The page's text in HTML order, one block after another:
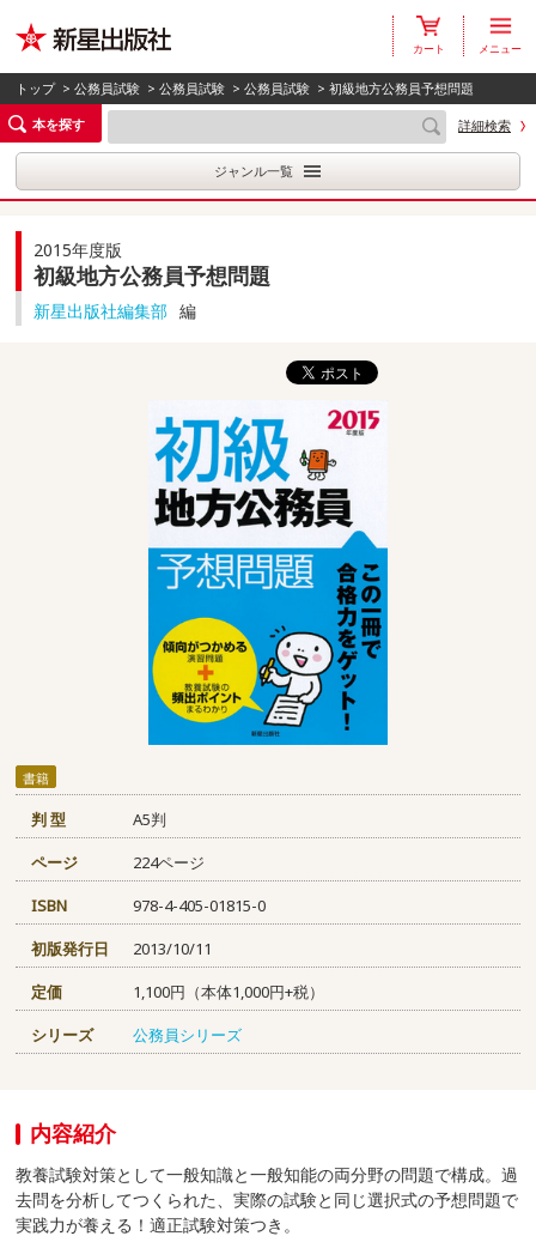
カート メニュー
トップ >公務員試験 >公務員試験 >公務員試験 > 初級地方公務員予想問題
本を探す
詳細検索
ジャンル一覧
2015年度版
初級地方公務員予想問題
新星出版社編集部 編
書籍
判 型
A5判
ページ
224ページ
ISBN
978-4-405-01815-0
初版発行日
2013/10/11
定価
1,100円（本体1,000円+税）
シリーズ
公務員シリーズ
内容紹介
教養試験対策として一般知識と一般知能の両分野の問題で構成。過
去問を分析してつくられた、実際の試験と同じ選択式の予想問題で
実践力が養える！適正試験対策つき。